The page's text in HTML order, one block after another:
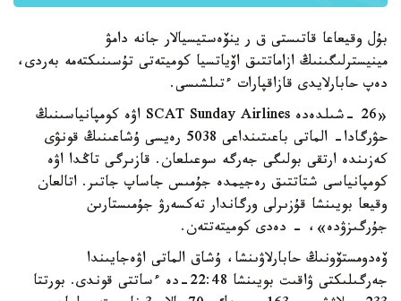
بۇل وقيعاعا قاتىستى ق ر ينۆەستيسيالار جانە دامۋ
مينيسترلىگىنىڭ ازاماتتىق اۆياتسيا كوميتەتى تۇسىنىكتەمە بەردى،
دەپ حابارلايدى قازاقپارات ءتىلشىسى.
«26 -شىلدەدە SCAT Sunday Airlines اۋە كومپانياسىنىڭ
حۋرگادا- الماتى باعىتىنداعى 5038 رەيسى ۇشاعىنىڭ قونۋى
كەزىندە ارتقى بولىگى جەرگە سوعىلعان. قازىرگى تاڭدا اۋە
كومپانياسى شتاتتىق رەجيمدە جۇمىس جاساپ جاتىر. اتالعان
وقيعا بويىنشا قۇزىرلى ورگاندار تەكسەرۋ جۇمىستارىن
جۇرگىزۋدە»، - دەدى كوميتەتتەن.
ۆەدومستۆونىڭ حابارلاۋىنشا، ۇشاق الماتى اۋەجايىندا
جەرگىلىكتى ۋاقىت بويىنشا 22:48-دە ءساتتى قوندى. بورتتا